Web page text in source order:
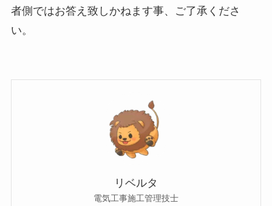
者側ではお答え致しかねます事、ご了承くださ
い。
リベルタ
電気工事施工管理技士